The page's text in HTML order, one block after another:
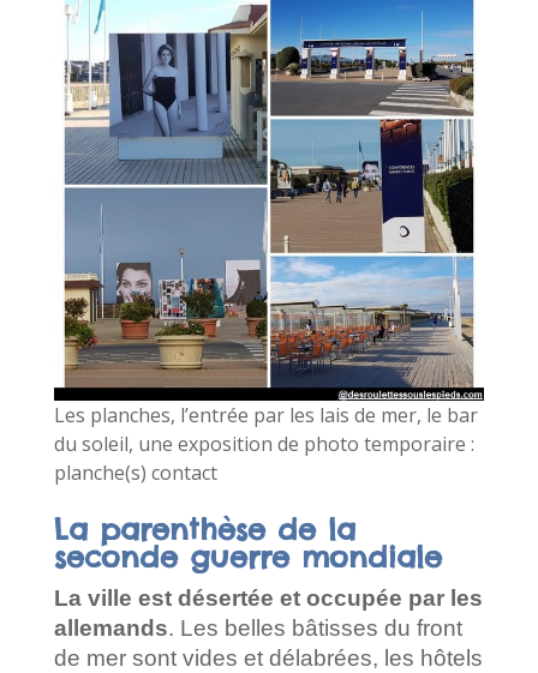
Les planches, l’entrée par les lais de mer, le bar
du soleil, une exposition de photo temporaire :
planche(s) contact
La parenthèse de la
seconde guerre mondiale
La ville est désertée et occupée par les
allemands. Les belles bâtisses du front
de mer sont vides et délabrées, les hôtels